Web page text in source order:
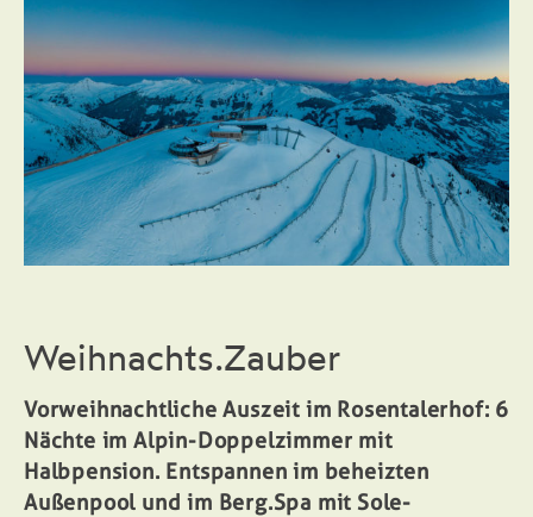
Weihnachts.Zauber
Vorweihnachtliche Auszeit im Rosentalerhof: 6
Nächte im Alpin-Doppelzimmer mit
Halbpension. Entspannen im beheizten
Außenpool und im Berg.Spa mit Sole-